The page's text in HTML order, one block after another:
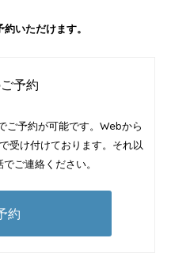
いただけます。
予約
ご予約が可能です。Webから
受け付けております。それ以
ご連絡ください。
約